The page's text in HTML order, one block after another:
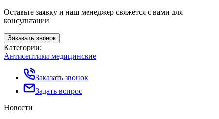
Оставьте заявку и наш менеджер свяжется с вами для
консультации
Заказать звонок
Категории:
Антисептики медицинские
Заказать звонок
Задать вопрос
Новости